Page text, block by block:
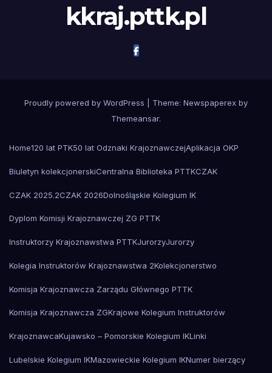
kkraj.pttk.pl
Proudly powered by WordPress
Theme: Newspaperex by
Themeansar.
Home120 lat PTK50 lat Odznaki KrajoznawczejAplikacja OKP
Biuletyn kolekcjonerskiCentralna Biblioteka PTTKCZAK
CZAK 2025.2CZAK 2026Dolnośląskie Kolegium IK
Dyplom Komisji Krajoznawczej ZG PTTK
Instruktorzy Krajoznawstwa PTTKJurorzyJurorzy
Kolegia Instruktorów Krajoznawstwa 2Kolekcjonerstwo
Komisja Krajoznawcza Zarządu Głównego PTTK
Komisja Krajoznawcza ZGKrajowe Kolegium Instruktorów
KrajoznawcaKujawsko – Pomorskie Kolegium IKLinki
Lubelskie Kolegium IKMazowieckie Kolegium IKNumer bierzący